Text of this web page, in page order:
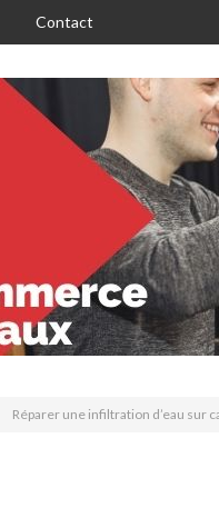
Contact
Réparer une infiltration d’eau sur